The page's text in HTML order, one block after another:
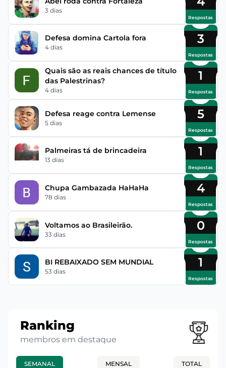
3 dias
Respostas
Defesa domina Cartola fora
4 dias
3
Respostas
Quais são as reais chances de título
das Palestrinas?
4 dias
1
Respostas
Defesa reage contra Lemense
5 dias
5
Respostas
Palmeiras tá de brincadeira
13 dias
1
Respostas
Chupa Gambazada HaHaHa
78 dias
4
Respostas
Voltamos ao Brasileirão.
33 dias
0
Respostas
BI REBAIXADO SEM MUNDIAL
53 dias
1
Respostas
Ranking
membros em destaque
SEMANAL MENSAL TOTAL